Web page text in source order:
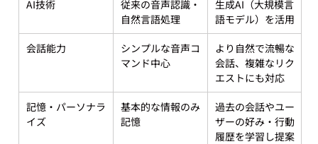
AI技術
従来の音声認識・
自然言語処理
生成AI（大規模言
語モデル）を活用
会話能力
シンプルな音声コ
マンド中心
より自然で流暢な
会話、複雑なリク
エストにも対応
記憶・パーソナラ
イズ
基本的な情報のみ
記憶
過去の会話やユー
ザーの好み・行動
履歴を学習し提案